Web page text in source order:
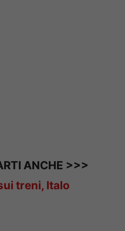
ANCHE >>>
treni, Italo